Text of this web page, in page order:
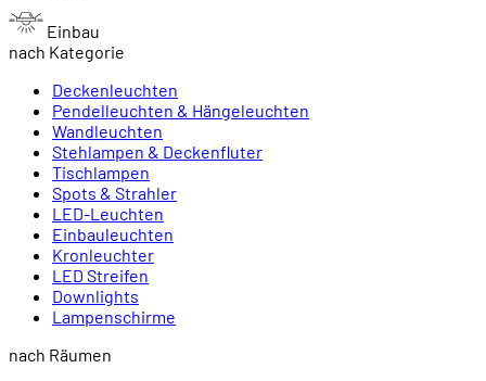
Einbau
nach Kategorie
Deckenleuchten
Pendelleuchten & Hängeleuchten
Wandleuchten
Stehlampen & Deckenfluter
Tischlampen
Spots & Strahler
LED-Leuchten
Einbauleuchten
Kronleuchter
LED Streifen
Downlights
Lampenschirme
nach Räumen